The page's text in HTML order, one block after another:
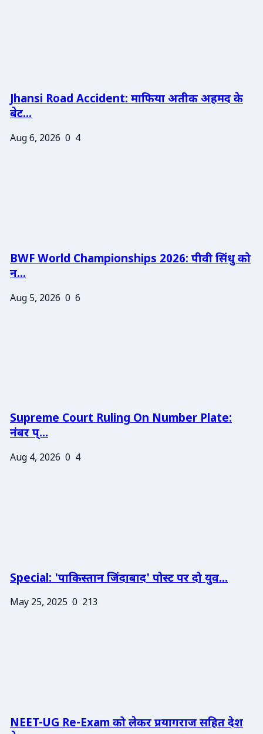
Jhansi Road Accident: माफिया अतीक अहमद के
बेट...
Aug 6, 2026 0 4
BWF World Championships 2026: पीवी सिंधु को
न...
Aug 5, 2026 0 6
Supreme Court Ruling On Number Plate:
नंबर प्...
Aug 4, 2026 0 4
Special: 'पाकिस्तान जिंदाबाद' पोस्ट पर दो युव...
May 25, 2025 0 213
NEET-UG Re-Exam को लेकर प्रयागराज सहित देश